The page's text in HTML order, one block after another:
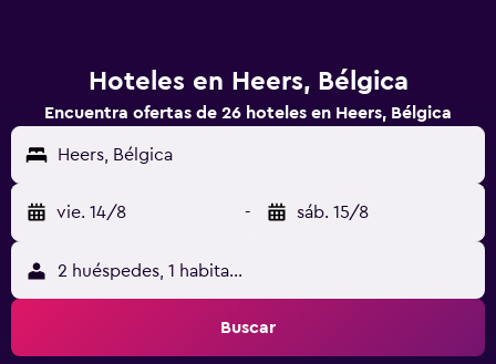
Hoteles en Heers, Bélgica
Encuentra ofertas de 26 hoteles en Heers, Bélgica
Heers, Bélgica
vie. 14/8 - sáb. 15/8
2 huéspedes, 1 habitación
Buscar